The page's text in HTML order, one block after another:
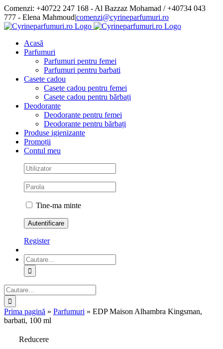
Skip
to
content
Comenzi: +40722 247 168 - Al Bazzaz Mohamad / +40734 043
777 - Elena Mahmoud|comenzi@cyrineparfumuri.ro
Facebook
Acasă
Parfumuri
Parfumuri pentru femei
Parfumuri pentru barbati
Casete cadou
Casete cadou pentru femei
Casete cadou pentru bărbați
Deodorante
Deodorante pentru femei
Deodorante pentru bărbați
Produse igienizante
Promoții
Contul meu
Tine-ma minte
Register
Cautare...
Cautare...
Prima pagină » Parfumuri » EDP Maison Alhambra Kingsman,
barbati, 100 ml
Reducere